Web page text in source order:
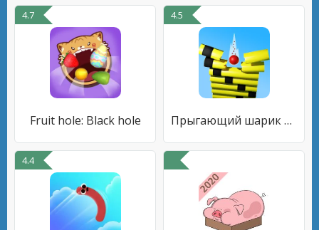
4.7
Fruit hole: Black hole
4.5
Прыгающий шарик разбивает стек
4.4